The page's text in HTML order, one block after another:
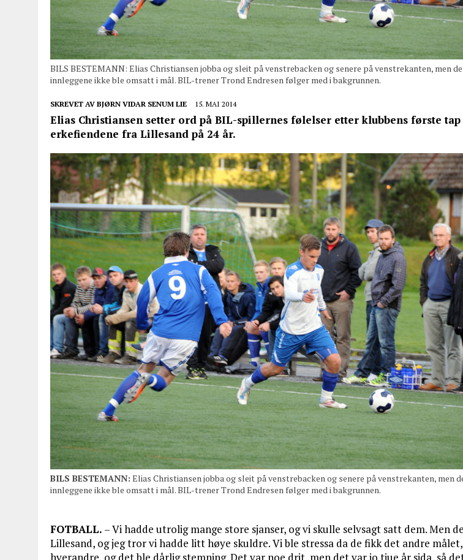
BILS BESTEMANN: Elias Christiansen jobba og sleit på venstrebacken og senere på venstrekanten, men
innleggene ikke ble omsatt i mål. BIL-trener Trond Endresen følger med i bakgrunnen.
SKREVET AV BJØRN VIDAR SENUM LIE 15. MAI 2014
Elias Christiansen setter ord på BIL-spillernes følelser etter klubbens første
erkefiendene fra Lillesand på 24 år.
BILS BESTEMANN: Elias Christiansen jobba og sleit på venstrebacken og senere på venstrekanten, men
innleggene ikke ble omsatt i mål. BIL-trener Trond Endresen følger med i bakgrunnen.
FOTBALL. – Vi hadde utrolig mange store sjanser, og vi skulle selvsagt satt dem. Men
Lillesand, og jeg tror vi hadde litt høye skuldre. Vi ble stressa da de fikk det andre